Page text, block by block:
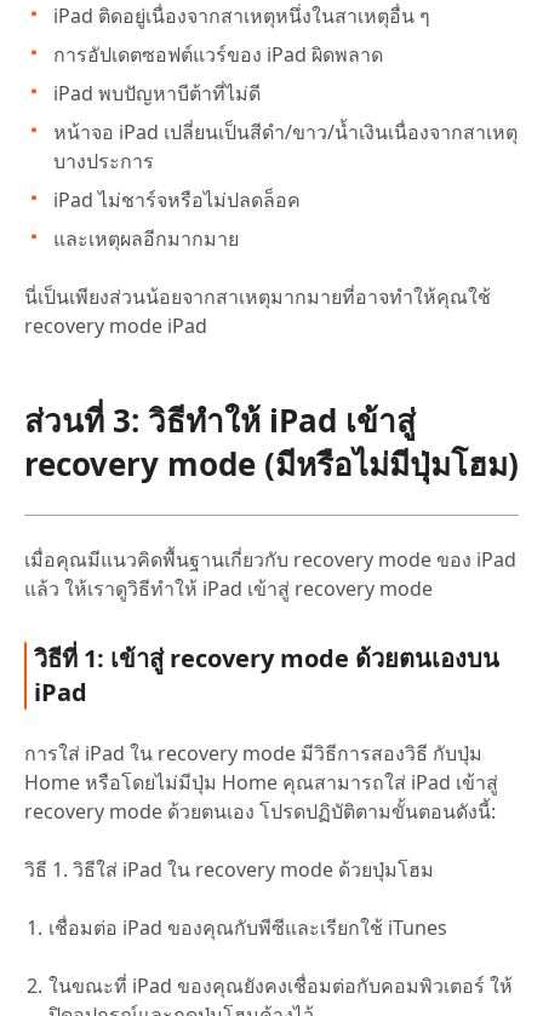
iPad ติดอยู่เนื่องจากสาเหตุหนึ่งในสาเหตุอื่น ๆ
การอัปเดตซอฟต์แวร์ของ iPad ผิดพลาด
iPad พบปัญหาบีต้าที่ไม่ดี
หน้าจอ iPad เปลี่ยนเป็นสีดำ/ขาว/น้ำเงินเนื่องจากสาเหตุ
บางประการ
iPad ไม่ชาร์จหรือไม่ปลดล็อค
และเหตุผลอีกมากมาย
นี่เป็นเพียงส่วนน้อยจากสาเหตุมากมายที่อาจทำให้คุณใช้
recovery mode iPad
ส่วนที่ 3: วิธีทำให้ iPad เข้าสู่
recovery mode (มีหรือไม่มีปุ่มโฮม)
เมื่อคุณมีแนวคิดพื้นฐานเกี่ยวกับ recovery mode ของ iPad
แล้ว ให้เราดูวิธีทำให้ iPad เข้าสู่ recovery mode
วิธีที่ 1: เข้าสู่ recovery mode ด้วยตนเองบน
iPad
การใส่ iPad ใน recovery mode มีวิธีการสองวิธี กับปุ่ม
Home หรือโดยไม่มีปุ่ม Home คุณสามารถใส่ iPad เข้าสู่
recovery mode ด้วยตนเอง โปรดปฏิบัติตามขั้นตอนดังนี้:
วิธี 1. วิธีใส่ iPad ใน recovery mode ด้วยปุ่มโฮม
เชื่อมต่อ iPad ของคุณกับพีซีและเรียกใช้ iTunes
ในขณะที่ iPad ของคุณยังคงเชื่อมต่อกับคอมพิวเตอร์ ให้